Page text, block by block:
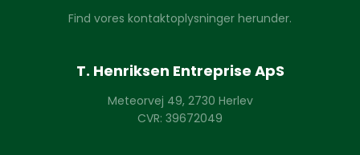
Find vores kontaktoplysninger herunder.
T. Henriksen Entreprise ApS
Meteorvej 49, 2730 Herlev
CVR: 39672049